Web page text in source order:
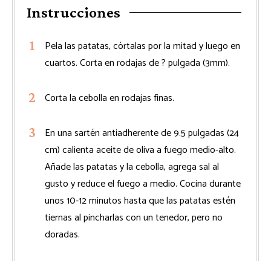
Instrucciones
Pela las patatas, córtalas por la mitad y luego en
cuartos. Corta en rodajas de ? pulgada (3mm).
Corta la cebolla en rodajas finas.
En una sartén antiadherente de 9.5 pulgadas (24
cm) calienta aceite de oliva a fuego medio-alto.
Añade las patatas y la cebolla, agrega sal al
gusto y reduce el fuego a medio. Cocina durante
unos 10-12 minutos hasta que las patatas estén
tiernas al pincharlas con un tenedor, pero no
doradas.